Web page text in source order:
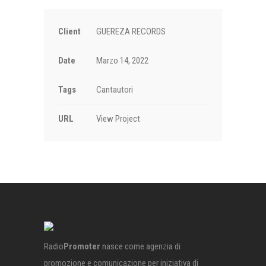
Client GUEREZA RECORDS
Date Marzo 14, 2022
Tags Cantautori
URL View Project
RadioPromoter nasce come agenzia di
promozione e comunicazione per iniziativa di